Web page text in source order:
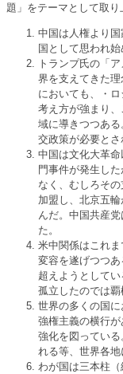
題」をテーマとして取り
中国は人権より
国として思われ
トランプ氏の「
界を支えてきた
においても、・
考え方が強まり
域に導きつつあ
交政策が必要とさ
中国は文化大革
門事件が発生し
なく、むしろそ
加盟し、北京五
んだ。中国共産
た。
米中関係はこれ
変容を遂げつつ
超えようとして
孤立したのでは覇
世界の多くの国
強権主義の横行
強化を図ってい
れる等、世界各地
わが国は三本柱